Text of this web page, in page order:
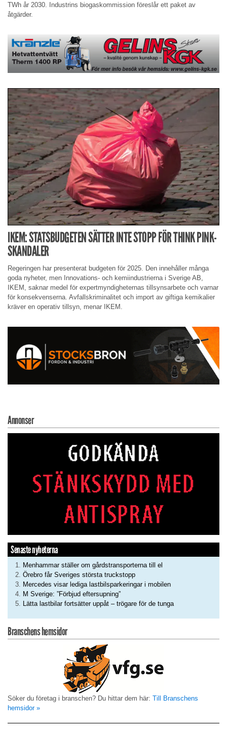
TWh år 2030. Industrins biogaskommission föreslår ett paket av
åtgärder.
IKEM: STATSBUDGETEN SÄTTER INTE STOPP FÖR THINK PINK-
SKANDALER
Regeringen har presenterat budgeten för 2025. Den innehåller många
goda nyheter, men Innovations- och kemiindustrierna i Sverige AB,
IKEM, saknar medel för expertmyndigheternas tillsynsarbete och varnar
för konsekvenserna. Avfallskriminalitet och import av giftiga kemikalier
kräver en operativ tillsyn, menar IKEM.
Annonser
Senaste nyheterna
Menhammar ställer om gårdstransporterna till el
Örebro får Sveriges största truckstopp
Mercedes visar lediga lastbilsparkeringar i mobilen
M Sverige: ”Förbjud eftersupning”
Lätta lastbilar fortsätter uppåt – trögare för de tunga
Branschens hemsidor
Söker du företag i branschen? Du hittar dem här: Till Branschens
hemsidor »